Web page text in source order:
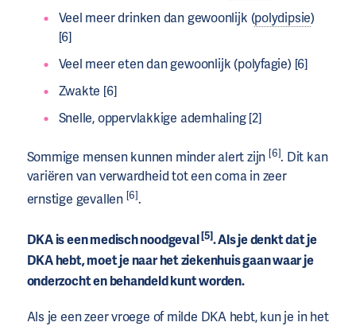
Veel meer drinken dan gewoonlijk (polydipsie)
[6]
Veel meer eten dan gewoonlijk (polyfagie) [6]
Zwakte [6]
Snelle, oppervlakkige ademhaling [2]
Sommige mensen kunnen minder alert zijn[6]. Dit kan
variëren van verwardheid tot een coma in zeer
ernstige gevallen [6].
DKA is een medisch noodgeval[5]. Als je denkt dat je
DKA hebt, moet je naar het ziekenhuis gaan waar je
onderzocht en behandeld kunt worden.
Als je een zeer vroege of milde DKA hebt, kun je in het